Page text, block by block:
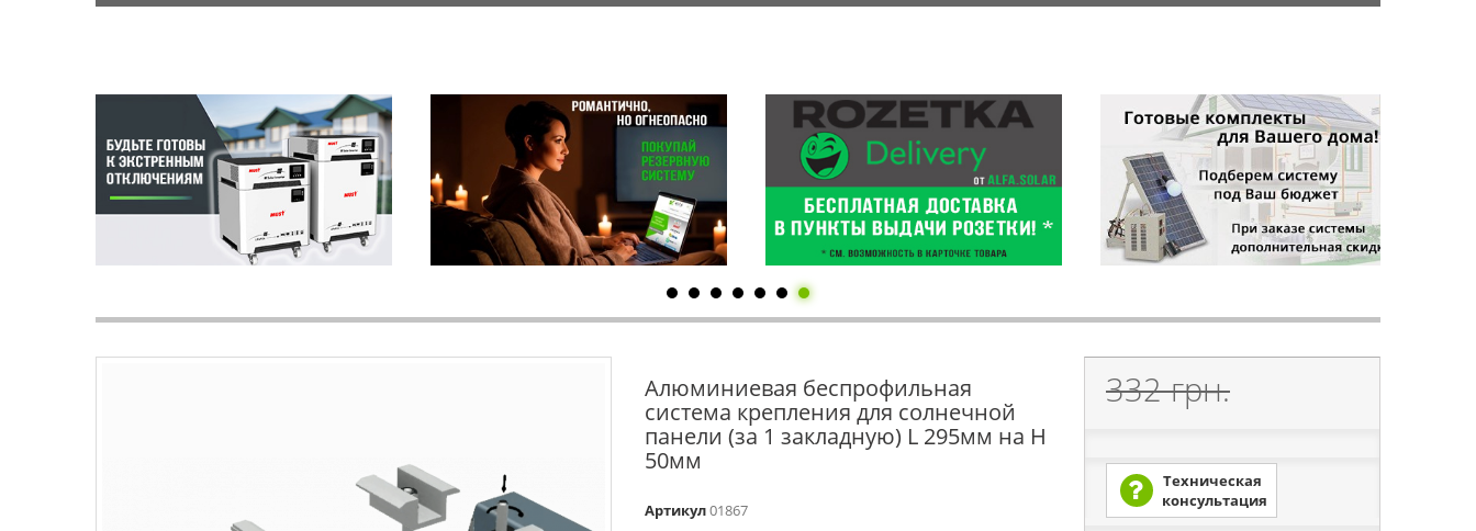
Алюминиевая беспрофильная
система крепления для солнечной
панели (за 1 закладную) L 295мм на H
50мм
Артикул01867
332 грн.
Техническая
консультация